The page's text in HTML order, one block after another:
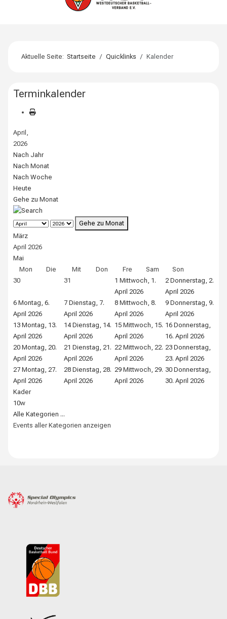
Aktuelle Seite:Startseite Quicklinks Kalender
Terminkalender
April,
2026
Nach Jahr
Nach Monat
Nach Woche
Heute
Gehe zu Monat
Gehe zu Monat
März
April 2026
Mai
Mon
Die Mit Don Fre Sam
Son
30
31 1 Mittwoch, 1.
April 2026
2 Donnerstag, 2.
April 2026
6 Montag, 6.
April 2026
7 Dienstag, 7.
April 2026
8 Mittwoch, 8.
April 2026
9 Donnerstag, 9.
April 2026
13 Montag, 13.
April 2026
14 Dienstag, 14.
April 2026
15 Mittwoch, 15.
April 2026
16 Donnerstag,
16. April 2026
20 Montag, 20.
April 2026
21 Dienstag, 21.
April 2026
22 Mittwoch, 22.
April 2026
23 Donnerstag,
23. April 2026
27 Montag, 27.
April 2026
28 Dienstag, 28.
April 2026
29 Mittwoch, 29.
April 2026
30 Donnerstag,
30. April 2026
Kader
10w
Alle Kategorien ...
Events aller Kategorien anzeigen